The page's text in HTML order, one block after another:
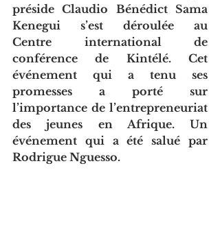
préside Claudio Bénédict Sama
Kenegui s’est déroulée au
Centre international de
conférence de Kintélé. Cet
événement qui a tenu ses
promesses a porté sur
l’importance de l’entrepreneuriat
des jeunes en Afrique. Un
événement qui a été salué par
Rodrigue Nguesso.